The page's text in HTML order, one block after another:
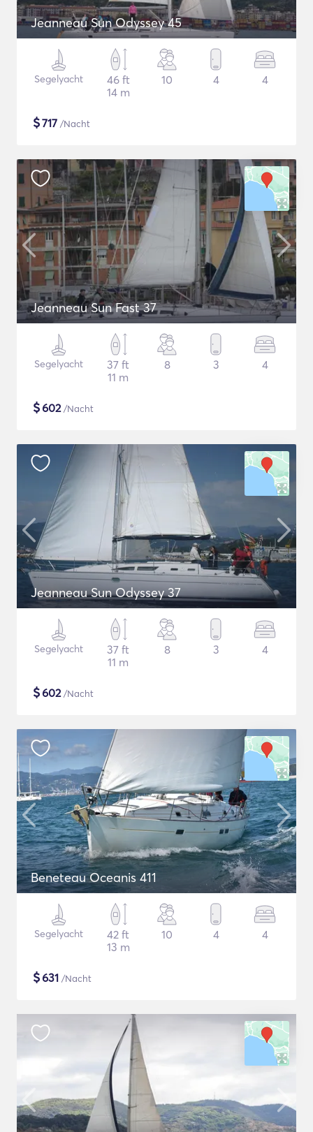
Jeanneau Sun Odyssey 45
Segelyacht
46 ft
14 m
10 4 4
$717 /Nacht
Jeanneau Sun Fast 37
Segelyacht
37 ft
11 m
8 3 4
$602/Nacht
Jeanneau Sun Odyssey 37
Segelyacht
37 ft
11 m
8 3 4
$602/Nacht
Beneteau Oceanis 411
Segelyacht
42 ft
13 m
10 4 4
$631 /Nacht